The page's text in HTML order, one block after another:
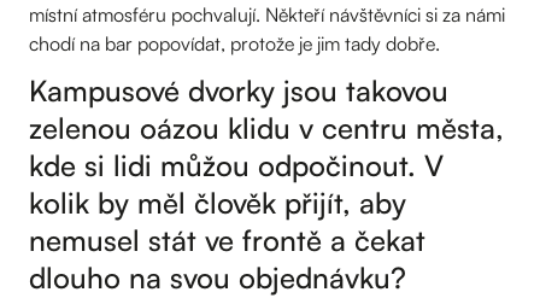
místní atmosféru pochvalují. Někteří návštěvníci si za námi
chodí na bar popovídat, protože je jim tady dobře.
Kampusové dvorky jsou takovou
zelenou oázou klidu v centru města,
kde si lidi můžou odpočinout. V
kolik by měl člověk přijít, aby
nemusel stát ve frontě a čekat
dlouho na svou objednávku?